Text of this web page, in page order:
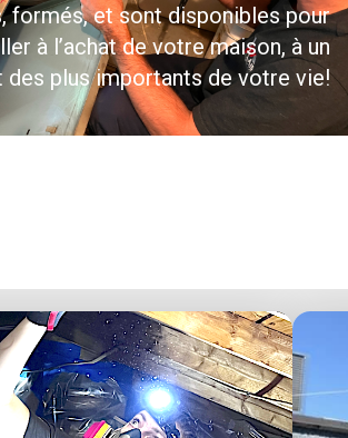
formés, et sont disponibles pour
à l’achat de votre maison, à un
des plus importants de votre vie!